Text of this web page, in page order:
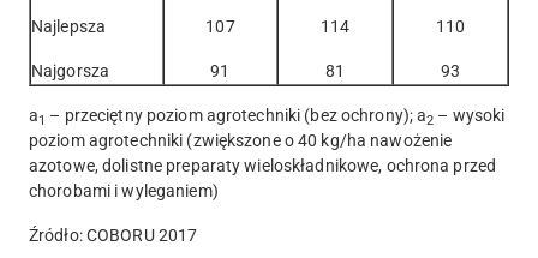
Najlepsza
Najgorsza
107
91
114
81
110
93
a1 – przeciętny poziom agrotechniki (bez ochrony); a2 – wysoki
poziom agrotechniki (zwiększone o 40 kg/ha nawożenie
azotowe, dolistne preparaty wieloskładnikowe, ochrona przed
chorobami i wyleganiem)
Źródło: COBORU 2017